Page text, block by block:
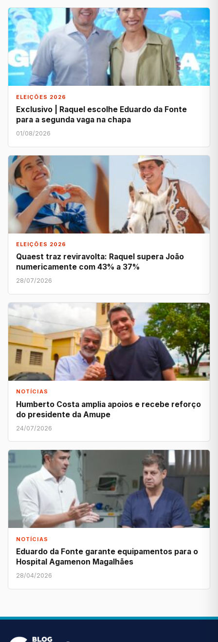
ELEIÇÕES 2026
Exclusivo | Raquel escolhe Eduardo da Fonte
para a segunda vaga na chapa
01/08/2026
ELEIÇÕES 2026
Quaest traz reviravolta: Raquel supera João
numericamente com 43% a 37%
28/07/2026
NOTÍCIAS
Humberto Costa amplia apoios e recebe reforço
do presidente da Amupe
24/07/2026
NOTÍCIAS
Eduardo da Fonte garante equipamentos para o
Hospital Agamenon Magalhães
28/04/2026